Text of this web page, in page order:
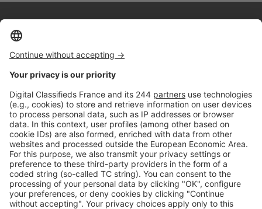
Retrouvez-nous sur …
A propos
Qui sommes-nous ?
Contacter le service client